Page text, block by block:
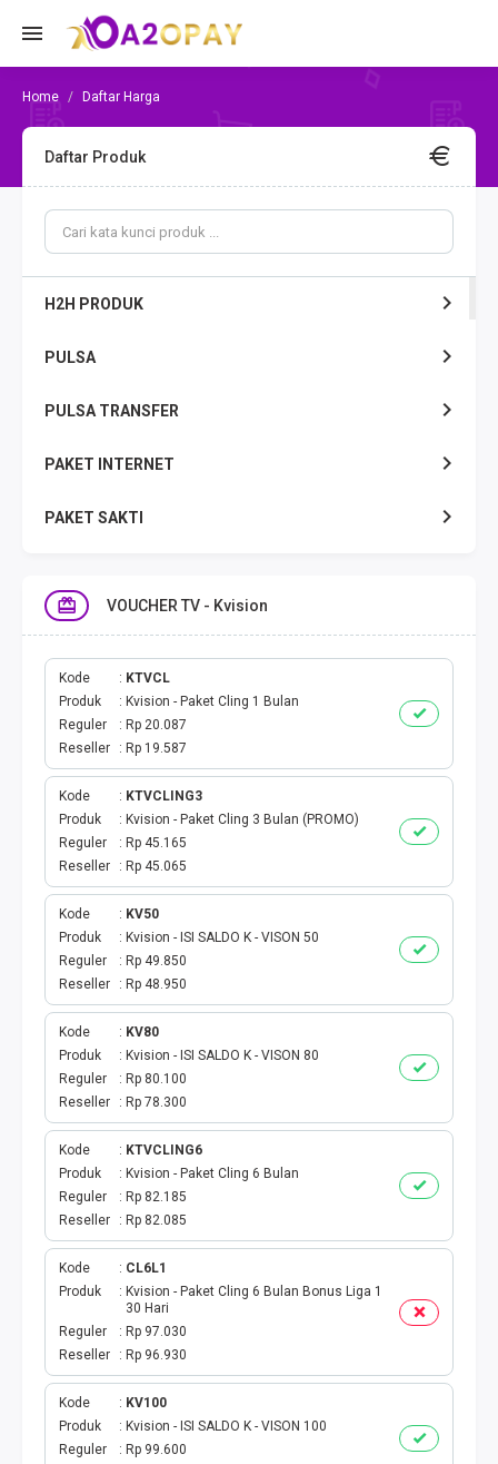
Daftar Harga
Daftar Produk
H2H PRODUK
PULSA
PULSA TRANSFER
PAKET INTERNET
PAKET SAKTI
EMONEY
PAKET SAKTI ALL OPT
TELEPON & SMS
PAKET SMS
AKTIVASI PAKET
VOUCHER DATA
VOUCHER TV
TOKEN PLN
ISI ULANG GAME
TAG PLN
TAG PDAM
TAG BPJS
TAG TELKOM
TAG TV PASCABAYAR
TAG CICILAN
VOUCHER TV - Kvision
Kode
KTVCL
Produk
Kvision - Paket Cling 1 Bulan
Reguler
Rp 20.087
Reseller
Rp 19.587
Kode
KTVCLING3
Produk
Kvision - Paket Cling 3 Bulan (PROMO)
Reguler
Rp 45.165
Reseller
Rp 45.065
Kode
KV50
Produk
Kvision - ISI SALDO K - VISON 50
Reguler
Rp 49.850
Reseller
Rp 48.950
Kode
KV80
Produk
Kvision - ISI SALDO K - VISON 80
Reguler
Rp 80.100
Reseller
Rp 78.300
Kode
KTVCLING6
Produk
Kvision - Paket Cling 6 Bulan
Reguler
Rp 82.185
Reseller
Rp 82.085
Kode
CL6L1
Produk
Kvision - Paket Cling 6 Bulan Bonus Liga 1
30 Hari
Reguler
Rp 97.030
Reseller
Rp 96.930
Kode
KV100
Produk
Kvision - ISI SALDO K - VISON 100
Reguler
Rp 99.600